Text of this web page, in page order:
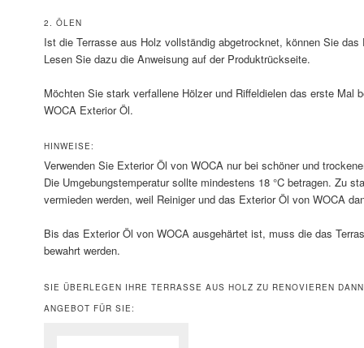
2. ÖLEN
Ist die Terrasse aus Holz vollständig abgetrocknet, können Sie das
Lesen Sie dazu die Anweisung auf der Produktrückseite.
Möchten Sie stark verfallene Hölzer und Riffeldielen das erste Mal
WOCA Exterior Öl.
HINWEISE:
Verwenden Sie Exterior Öl von WOCA nur bei schöner und
Die Umgebungstemperatur sollte mindestens 18 °C betragen. Zu
vermieden werden, weil Reiniger und das Exterior Öl von WOCA
Bis das Exterior Öl von WOCA ausgehärtet ist, muss die das
bewahrt werden.
SIE ÜBERLEGEN IHRE TERRASSE AUS HOLZ ZU RENOVIEREN
ANGEBOT FÜR SIE: